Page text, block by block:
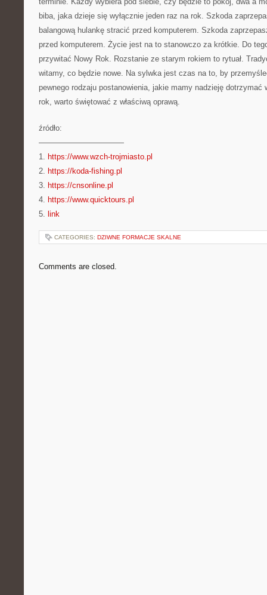
biba, jaka dzieje się wyłącznie jeden raz na rok. Szkoda
balangową hulankę stracić przed komputerem. Szkoda
przed komputerem. Życie jest na to stanowczo za krótkie. Do
przywitać Nowy Rok. Rozstanie ze starym rokiem to rytuał.
witamy, co będzie nowe. Na sylwka jest czas na to, by
pewnego rodzaju postanowienia, jakie mamy nadzieję dotrzymać
rok, warto świętować z właściwą oprawą.
źródło:
———————————
1. https://www.wzch-trojmiasto.pl
2. https://koda-fishing.pl
3. https://cnsonline.pl
4. https://www.quicktours.pl
5. link
CATEGORIES: DZIWNE FORMACJE SKALNE
Comments are closed.